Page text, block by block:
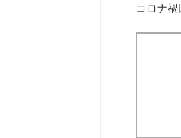
コロナ